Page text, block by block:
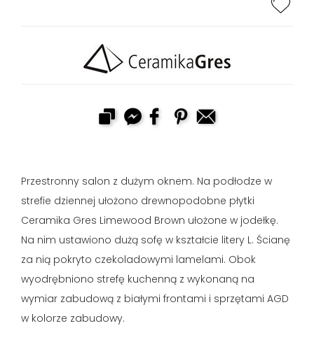
Przestronny salon z dużym oknem. Na podłodze w
strefie dziennej ułożono drewnopodobne płytki
Ceramika Gres Limewood Brown ułożone w jodełkę.
Na nim ustawiono dużą sofę w kształcie litery L. Ścianę
za nią pokryto czekoladowymi lamelami. Obok
wyodrębniono strefę kuchenną z wykonaną na
wymiar zabudową z białymi frontami i sprzętami AGD
w kolorze zabudowy.